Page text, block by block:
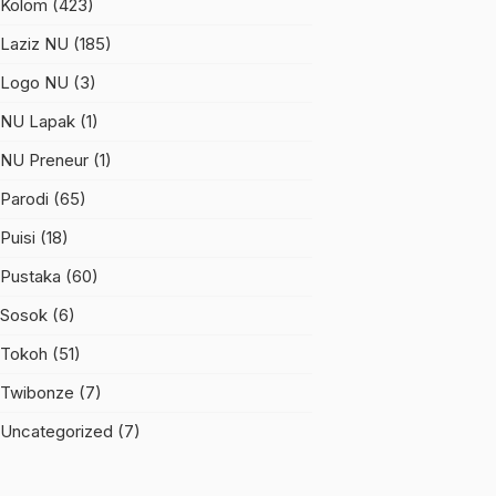
Kolom (423)
Laziz NU (185)
Logo NU (3)
NU Lapak (1)
NU Preneur (1)
Parodi (65)
Puisi (18)
Pustaka (60)
Sosok (6)
Tokoh (51)
Twibonze (7)
Uncategorized (7)